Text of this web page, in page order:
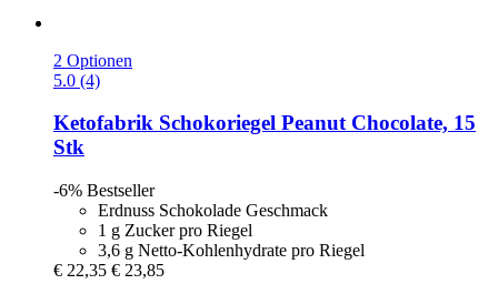
2 Optionen
5.0 (4)
Ketofabrik Schokoriegel Peanut Chocolate, 15
Stk
-6% Bestseller
Erdnuss Schokolade Geschmack
1 g Zucker pro Riegel
3,6 g Netto-Kohlenhydrate pro Riegel
€ 22,35 € 23,85